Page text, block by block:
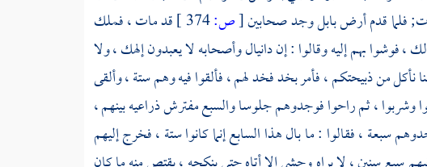
فلما قدم أرضبابلوجد صحابين[ص:374 ]
قد مات ، فملك
، فوشوا بهم إليه وقالوا : إندانيالوأصحابه لا يعبدون إلهك ، ولا
نأكل من ذبيحتكم ، فأمر بخد فخد لهم ، فألقوا فيه وهم ستة ، وألقى
وشربوا ، ثم راحوا فوجدوهم جلوسا والسبع مفترش ذراعيه بينهم ،
سبعة ، فقالوا : ما بال هذا السابع إنما كانوا ستة ، فخرج إليهم